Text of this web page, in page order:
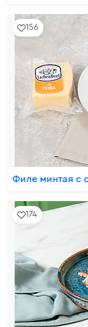
156
Филе минтая с
174